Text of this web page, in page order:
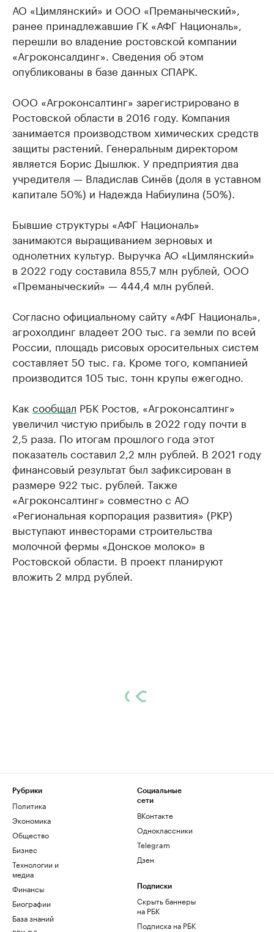
АО «Цимлянский» и ООО «Преманыческий»,
ранее принадлежавшие ГК «АФГ Националь»,
перешли во владение ростовской компании
«Агроконсалдинг». Сведения об этом
опубликованы в базе данных СПАРК.
ООО «Агроконсалтинг» зарегистрировано в
Ростовской области в 2016 году. Компания
занимается производством химических средств
защиты растений. Генеральным директором
является Борис Дышлюк. У предприятия два
учредителя — Владислав Синёв (доля в уставном
капитале 50%) и Надежда Набиулина (50%).
Бывшие структуры «АФГ Националь»
занимаются выращиванием зерновых и
однолетних культур. Выручка АО «Цимлянский»
в 2022 году составила 855,7 млн рублей, ООО
«Преманыческий» — 444,4 млн рублей.
Согласно официальному сайту «АФГ Националь»,
агрохолдинг владеет 200 тыс. га земли по всей
России, площадь рисовых оросительных систем
составляет 50 тыс. га. Кроме того, компанией
производится 105 тыс. тонн крупы ежегодно.
Как сообщал РБК Ростов, «Агроконсалтинг»
увеличил чистую прибыль в 2022 году почти в
2,5 раза. По итогам прошлого года этот
показатель составил 2,2 млн рублей. В 2021 году
финансовый результат был зафиксирован в
размере 922 тыс. рублей. Также
«Агроконсалтинг» совместно с АО
«Региональная корпорация развития» (РКР)
выступают инвесторами строительства
молочной фермы «Донское молоко» в
Ростовской области. В проект планируют
вложить 2 млрд рублей.
Рубрики
Политика
Экономика
Общество
Бизнес
Технологии и
медиа
Финансы
Биографии
База знаний
Социальные
сети
ВКонтакте
Одноклассники
Telegram
Дзен
Подписки
Скрыть баннеры
на РБК
Подписка на РБК